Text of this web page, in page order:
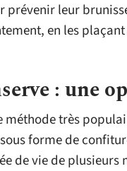
prévenir leur
en les
: une
méthode très
forme de
de vie de plusieurs